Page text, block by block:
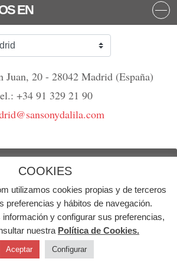
EN
Juan, 20 - 28042 Madrid (España)
+34 91 329 21 90
Sansón y Dalila | Todos los derechos reservados
de Cookies Política de Privacidad
COOKIES
utilizamos cookies propias y de terceros
preferencias y hábitos de navegación.
información y configurar sus preferencias,
nuestra Política de Cookies.
Aceptar Configurar